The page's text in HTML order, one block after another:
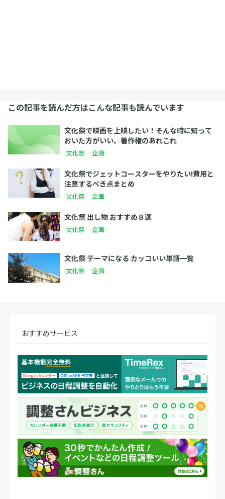
この記事を読んだ方はこんな記事も読んでいます
文化祭で映画を上映したい！そんな時に知って
おいた方がいい、著作権のあれこれ
文化祭 企画
文化祭でジェットコースターをやりたい!費用と
注意するべき点まとめ
文化祭 企画
文化祭 出し物 おすすめ８選
文化祭 企画
文化祭 テーマになる カッコいい単語一覧
文化祭 企画
おすすめサービス